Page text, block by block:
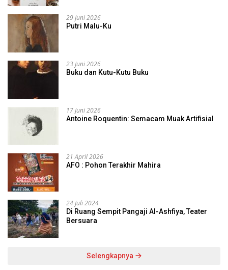
29 Juni 2026
Putri Malu-Ku
23 Juni 2026
Buku dan Kutu-Kutu Buku
17 Juni 2026
Antoine Roquentin: Semacam Muak Artifisial
21 April 2026
AFO : Pohon Terakhir Mahira
24 Juli 2024
Di Ruang Sempit Pangaji Al-Ashfiya, Teater
Bersuara
Selengkapnya